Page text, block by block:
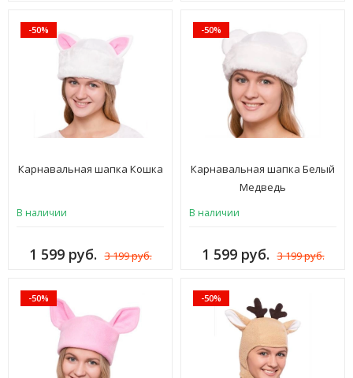
-50%
Карнавальная шапка Кошка
В наличии
1 599 руб. 3 199 руб.
-50%
Карнавальная шапка Белый
Медведь
В наличии
1 599 руб. 3 199 руб.
-50% -50%